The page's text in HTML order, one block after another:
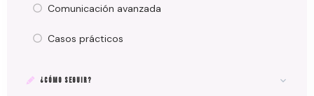
Comunicación avanzada
Casos prácticos
¿CÓMO SEGUIR?